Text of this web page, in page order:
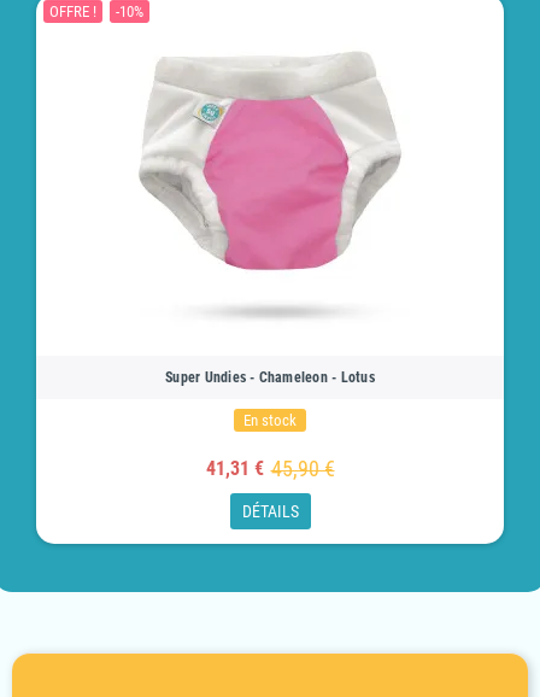
OFFRE ! -10%
Super Undies - Chameleon - Lotus
En stock
41,31 € 45,90 €
DÉTAILS